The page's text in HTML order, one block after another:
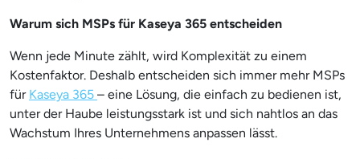
Warum sich MSPs für Kaseya 365 entscheiden
Wenn jede Minute zählt, wird Komplexität zu einem
Kostenfaktor. Deshalb entscheiden sich immer mehr MSPs
für Kaseya 365 – eine Lösung, die einfach zu bedienen ist,
unter der Haube leistungsstark ist und sich nahtlos an das
Wachstum Ihres Unternehmens anpassen lässt.